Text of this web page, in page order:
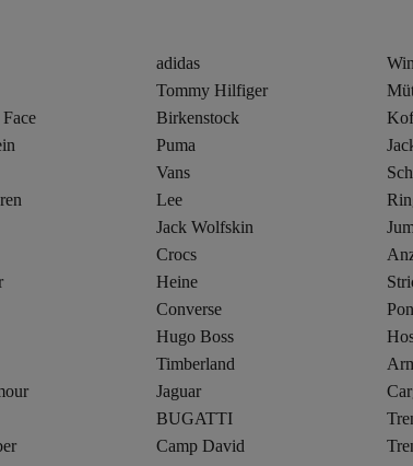
adidas
Tommy Hilfiger
Birkenstock
Puma
Vans
Lee
Jack Wolfskin
Crocs
Heine
Converse
Hugo Boss
Timberland
Jaguar
BUGATTI
Camp David